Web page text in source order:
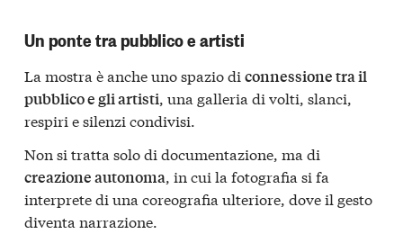
Un ponte tra pubblico e artisti
La mostra è anche uno spazio di connessione tra il
pubblico e gli artisti, una galleria di volti, slanci,
respiri e silenzi condivisi.
Non si tratta solo di documentazione, ma di
creazione autonoma, in cui la fotografia si fa
interprete di una coreografia ulteriore, dove il gesto
diventa narrazione.